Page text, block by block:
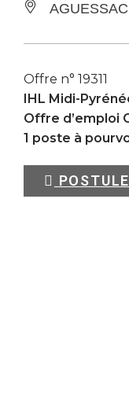
AGUESSAC
Offre n° 19311
IHL Midi-
Offre d’emploi
1 poste à